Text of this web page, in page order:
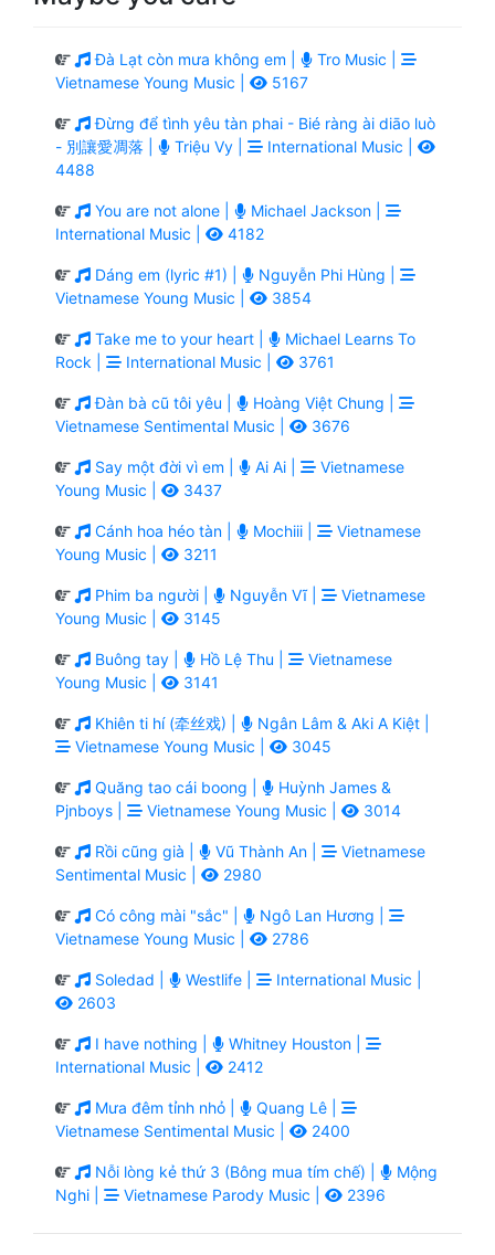
Đà Lạt còn mưa không em |
Tro Music |
Vietnamese Young Music |
5167
Đừng để tình yêu tàn phai - Bié ràng ài diāo luò
- 別讓愛凋落 |
Triệu Vy |
International Music |
4488
You are not alone |
Michael Jackson |
International Music |
4182
Dáng em (lyric #1) |
Nguyễn Phi Hùng |
Vietnamese Young Music |
3854
Take me to your heart |
Michael Learns To
Rock |
International Music | 3761
Đàn bà cũ tôi yêu |
Hoàng Việt Chung |
Vietnamese Sentimental Music |
3676
Say một đời vì em | Ai Ai |
Vietnamese
Young Music |
3437
Cánh hoa héo tàn | Mochiii |
Vietnamese
Young Music |
3211
Phim ba người | Nguyễn Vĩ |
Vietnamese
Young Music |
3145
Buông tay | Hồ Lệ Thu |
Vietnamese
Young Music |
3141
Khiên ti hí (牵丝戏) |
Ngân Lâm & Aki A Kiệt |
Vietnamese Young Music |
3045
Quăng tao cái boong |
Huỳnh James &
Pjnboys |
Vietnamese Young Music | 3014
Rồi cũng già | Vũ Thành An |
Vietnamese
Sentimental Music |
2980
Có công mài "sắc" |
Ngô Lan Hương |
Vietnamese Young Music |
2786
Soledad | Westlife |
International Music |
2603
I have nothing |
Whitney Houston |
International Music |
2412
Mưa đêm tỉnh nhỏ |
Quang Lê |
Vietnamese Sentimental Music |
2400
Nỗi lòng kẻ thứ 3 (Bông mua tím chế) |
Mộng
Nghi |
Vietnamese Parody Music | 2396